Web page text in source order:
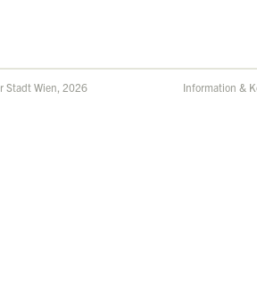
Stadt Wien, 2026 Information &